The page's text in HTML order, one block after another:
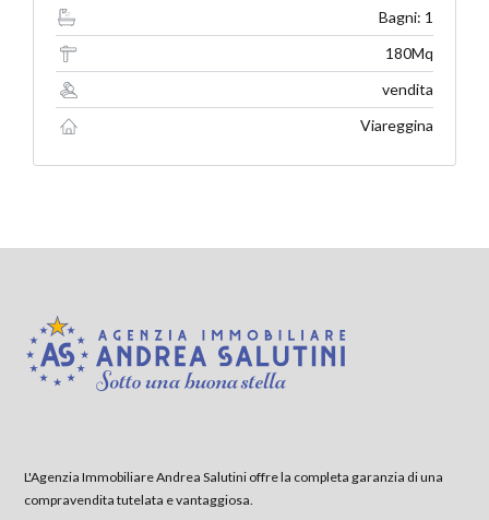
Bagni: 1
180Mq
vendita
Viareggina
L'Agenzia Immobiliare Andrea Salutini offre la completa garanzia di una
compravendita tutelata e vantaggiosa.